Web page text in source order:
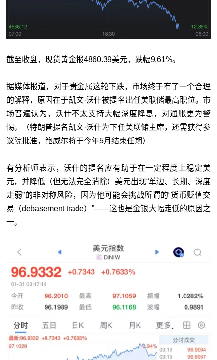
截至收盘，现货黄金报4860.39美元，跌幅9.61%。
据媒体报道，对于贵金属这轮下跌，市场终于有了一个合理
的解释，原因在于凯文·沃什被提名出任美联储最高职位。市
场普遍认为，沃什不太支持大幅深度降息，对通胀更为警
惕。（特朗普提名凯文·沃什为下任美联储主席，还需获得参
议院批准，鲍威尔将于今年5月结束任期）
有分析师表示，沃什的提名应有助于在一定程度上稳定美
元，并降低（但无法完全消除）美元出现“单边、长期、深度
走弱”的非对称风险，因为他可能会挑战所谓的“货币贬值交
易（debasement trade）”——这也是金银大幅走低的原因之
一。